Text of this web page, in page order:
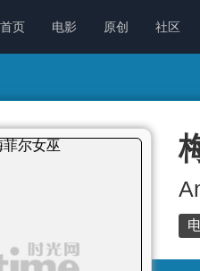
首页 电影 原创 社区